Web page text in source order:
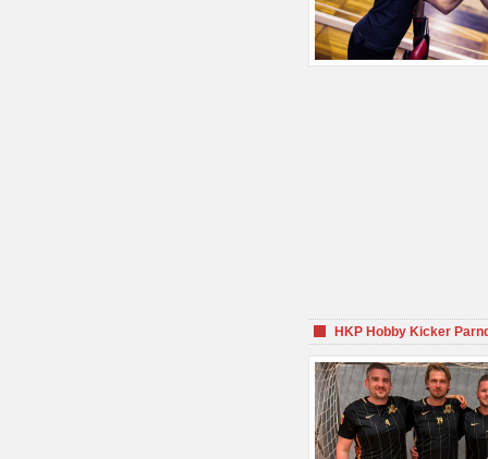
HKP Hobby Kicker